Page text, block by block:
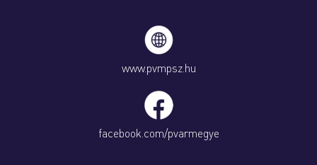
www.pvmpsz.hu
facebook.com/pvarmegye